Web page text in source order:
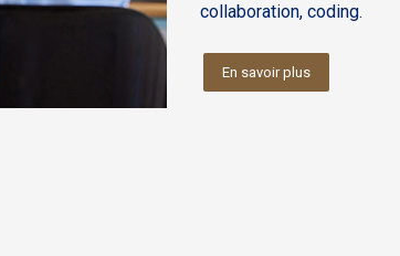
collaboration, coding.
En savoir plus